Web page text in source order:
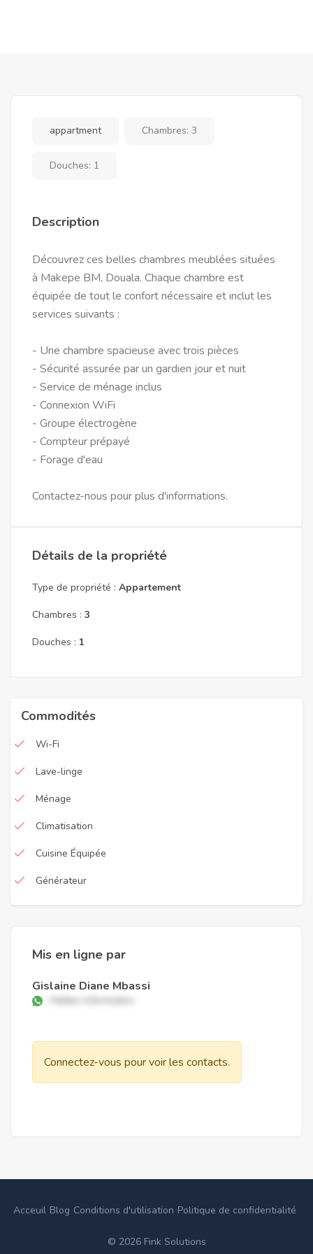
appartment Chambres: 3
Douches: 1
Description
Découvrez ces belles chambres meublées situées
à Makepe BM, Douala. Chaque chambre est
équipée de tout le confort nécessaire et inclut les
services suivants :
- Une chambre spacieuse avec trois pièces
- Sécurité assurée par un gardien jour et nuit
- Service de ménage inclus
- Connexion WiFi
- Groupe électrogène
- Compteur prépayé
- Forage d'eau
Contactez-nous pour plus d'informations.
Détails de la propriété
Type de propriété : Appartement
Chambres : 3
Douches : 1
Commodités
Wi-Fi
Lave-linge
Ménage
Climatisation
Cuisine Équipée
Générateur
Mis en ligne par
Gislaine Diane Mbassi
Hidden information
Connectez-vous pour voir les contacts.
Acceuil Blog Conditions d'utilisation Politique de confidentialité
© 2026 Fink Solutions